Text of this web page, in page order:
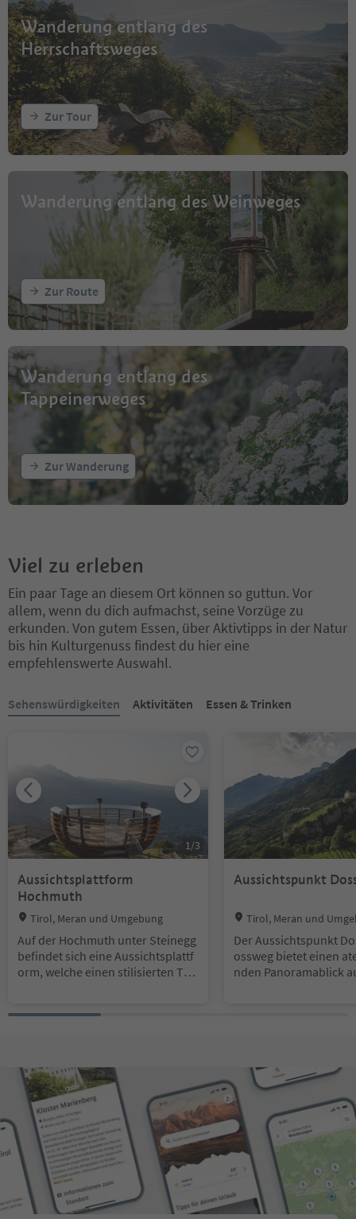
Wanderung entlang des
Herrschaftsweges
Zur Tour
Wanderung entlang des Weinweges
Zur Route
Wanderung entlang des
Tappeinerweges
Zur Wanderung
Viel zu erleben
Ein paar Tage an diesem Ort können so guttun. Vor
allem, wenn du dich aufmachst, seine Vorzüge zu
erkunden. Von gutem Essen, über Aktivtipps in der Natur
bis hin Kulturgenuss findest du hier eine
empfehlenswerte Auswahl.
Sehenswürdigkeiten Aktivitäten Essen & Trinken
1 /3
Aussichtsplattform
Hochmuth
Location:
Tirol, Meran und Umgebung
Auf der Hochmuth unter Steinegg
befindet sich eine Aussichtsplattf
orm, welche einen stilisierten Tra
he, historische Bearbeitung der F
Körbe mit Erde und Mist die Äcker
hinaufgezogen wurden, um diese
wieder bestellbar zu machen.
Die Aussichtsplattform bietet eine
n atemberaubenden Panoramabli
ck auf Meran und das Etschtal so
wie die umliegende Bergwelt. Die
Plattform ist mit zwei Fernrohren
ausgestattet und liefert Informati
onen zu den von der Hochmuth a
Aussichtspunkt
Location:
Tirol, Meran und
Der Aussichtspunkt
ossweg bietet einen
nden Panoramablick
ie Kirche St. Peter.